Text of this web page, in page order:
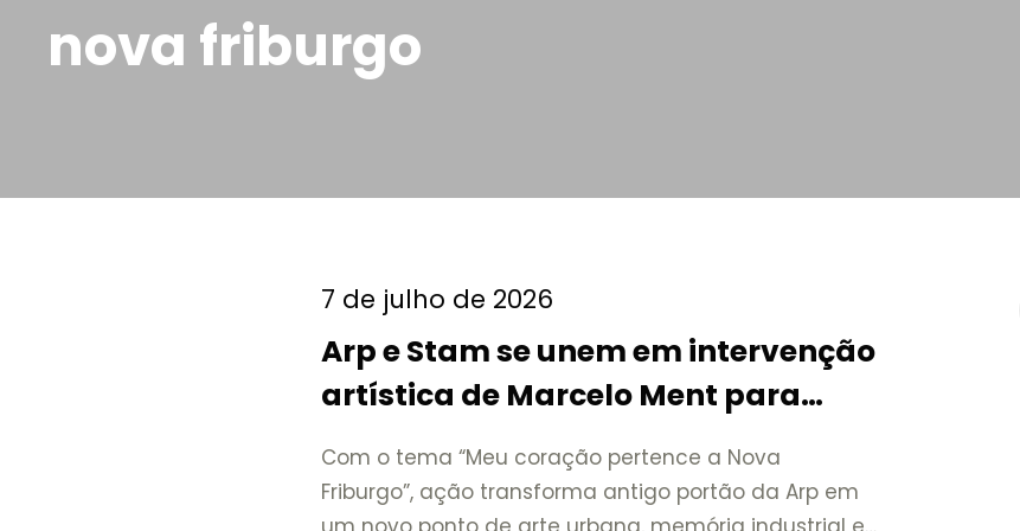
nova friburgo
7 de julho de 2026
Arp e Stam se unem em intervenção
artística de Marcelo Ment para
celebrar Nova Friburgo
Com o tema “Meu coração pertence a Nova
Friburgo”, ação transforma antigo portão da Arp em